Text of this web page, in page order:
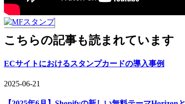
こちらの記事も読まれています
ECサイトにおけるスタンプカードの導入事例
2025-06-21